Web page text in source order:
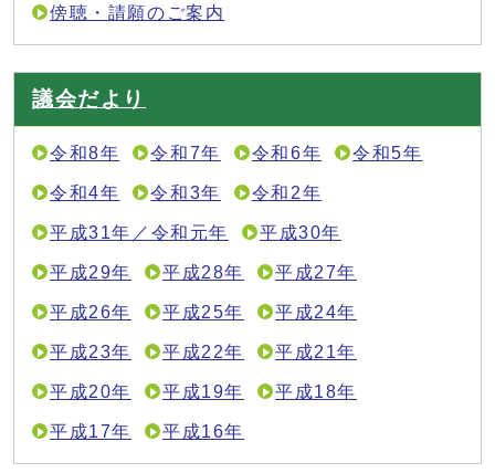
傍聴・請願のご案内
議会だより
令和8年 令和7年 令和6年 令和5年
令和4年 令和3年 令和2年
平成31年／令和元年 平成30年
平成29年 平成28年 平成27年
平成26年 平成25年 平成24年
平成23年 平成22年 平成21年
平成20年 平成19年 平成18年
平成17年 平成16年